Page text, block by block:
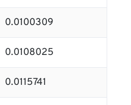
0.0100309
0.0108025
0.0115741